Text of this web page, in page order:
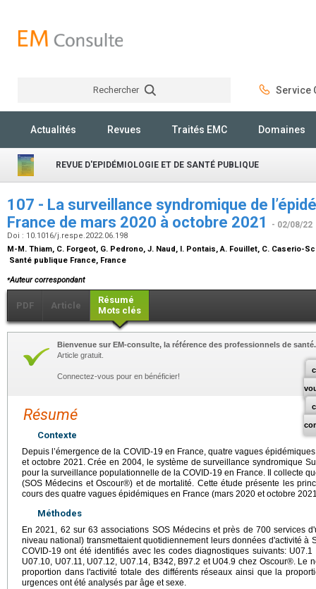
Rechercher Service
Actualités Revues Traités EMC Domaines
REVUE D'EPIDÉMIOLOGIE ET DE SANTÉ PUBLIQUE
107 - La surveillance syndromique de
France de mars 2020 à octobre 2021
- 02/08/22
Doi : 10.1016/j.respe.2022.06.198
M-M. Thiam, C. Forgeot, G. Pedrono, J. Naud, I. Pontais, A. Fouillet, C. Caserio-
Santé publique France, France
⁎Auteur correspondant
PDF Article
Résumé
Mots clés
Bienvenue sur EM-consulte, la référence des professionnels de santé.
Article gratuit.
Connectez-vous pour en bénéficier!
Résumé
Contexte
Depuis l’émergence de la COVID-19 en France, quatre vagues
et octobre 2021. Crée en 2004, le système de surveillance syndromique
pour la surveillance populationnelle de la COVID-19 en France. Il collecte
(SOS Médecins et Oscour®) et de mortalité. Cette étude présente les
cours des quatre vagues épidémiques en France (mars 2020 et octobre
Méthodes
En 2021, 62 sur 63 associations SOS Médecins et près de 700 services
niveau national) transmettaient quotidiennement leurs données d'activité à
COVID-19 ont été identifiés avec les codes diagnostiques suivants:
U07.10, U07.11, U07.12, U07.14, B342, B97.2 et U04.9 chez Oscour®. Le
proportion dans l'activité totale des différents réseaux ainsi que la
urgences ont été analysés par âge et sexe.